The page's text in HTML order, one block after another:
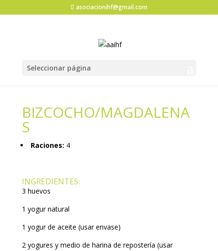
asociacionihf@gmail.com
Seleccionar página
BIZCOCHO/MAGDALENA
S
Raciones: 4
INGREDIENTES:
3 huevos
1 yogur natural
1 yogur de aceite (usar envase)
2 yogures y medio de harina de repostería (usar